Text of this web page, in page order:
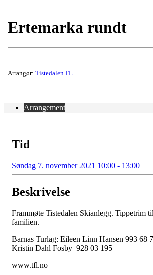
Ertemarka rundt
Arrangør: Tistedalen FL
Arrangement
Tid
Søndag 7. november 2021 10:00 - 13:00
Beskrivelse
Frammøte Tistedalen Skianlegg. Tippetrim
familien.
Barnas Turlag: Eileen Linn Hansen 993 68
Kristin Dahl Fosby 928 03 195
www.tfl.no